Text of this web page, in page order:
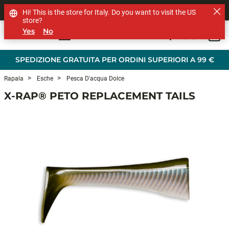
SPEDIZIONE GRATUITA PER ORDINI SUPERIORI A 99 €
SHOP OTHER BRANDS
Rapala Esche Pesca D'acqua Dolce
X-RAP® PETO REPLACEMENT TAILS
Hi! This is the store for Italy. Do you want to visit the US
store?
Yes No